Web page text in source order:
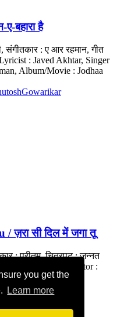
you get the
Learn more
बहारा है
संगीतकार : ए आर रहमान, गीत
: Javed Akhtar, Singer
Album/Movie : Jodhaa
ज़रा सी दिल में जगा तू
: प्रीतम, चित्रपट : जन्नत
: KK, Music Director :